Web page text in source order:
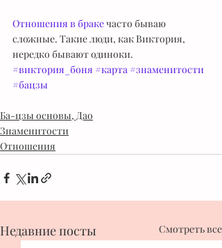
Отношения в браке часто бываю
сложные. Такие люди, как Виктория,
нередко бывают одиноки.
#виктория_боня #карта #знаменитости
#бацзы
Ба-цзы основы, Дао
Знаменитости
Отношения
Недавние посты Смотреть все